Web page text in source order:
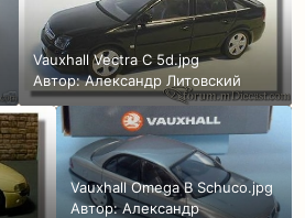
Vauxhall Vectra C 5d.jpg
Автор:Александр Литовский
Vauxhall Omega B Schuco.jpg
Автор:Александр